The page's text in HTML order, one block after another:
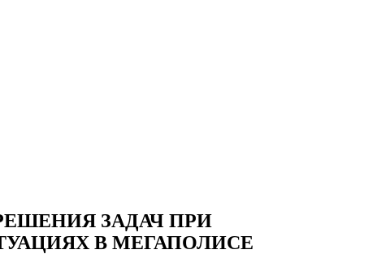
ЗАДАЧ ПРИ
В МЕГАПОЛИСЕ